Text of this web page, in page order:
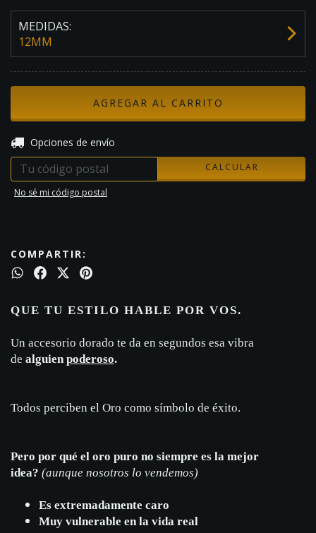
MEDIDAS:
12MM
Entregas para el CP:
Opciones de envío
CALCULAR
No sé mi código postal
COMPARTIR:
QUE TU ESTILO HABLE POR VOS.
Un accesorio dorado te da en segundos esa vibra
de alguien poderoso.
Todos perciben el Oro como símbolo de éxito.
Pero por qué el oro puro no siempre es la mejor
idea? (aunque nosotros lo vendemos)
Es extremadamente caro
Muy vulnerable en la vida real